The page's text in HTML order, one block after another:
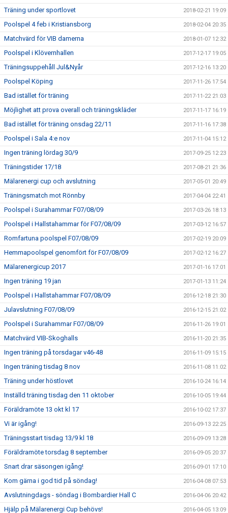
Träning under sportlovet 2018-02-21 19:09
Poolspel 4 feb i Kristiansborg 2018-02-04 20:35
Matchvärd för VIB damerna 2018-01-07 12:32
Poolspel i Klövernhallen 2017-12-17 19:05
Träningsuppehåll Jul&Nyår 2017-12-16 13:20
Poolspel Köping 2017-11-26 17:54
Bad istället för träning 2017-11-22 21:03
Möjlighet att prova overall och träningskläder 2017-11-17 16:19
Bad istället för träning onsdag 22/11 2017-11-16 17:38
Poolspel i Sala 4:e nov 2017-11-04 15:12
Ingen träning lördag 30/9 2017-09-25 12:23
Träningstider 17/18 2017-08-21 21:36
Mälarenergi cup och avslutning 2017-05-01 20:49
Träningsmatch mot Rönnby 2017-04-04 22:41
Poolspel i Surahammar F07/08/09 2017-03-26 18:13
Poolspel i Hallstahammar för F07/08/09 2017-03-12 16:57
Romfartuna poolspel F07/08/09 2017-02-19 20:09
Hemmapoolspel genomfört för F07/08/09 2017-02-12 16:27
Mälarenergicup 2017 2017-01-16 17:01
Ingen träning 19 jan 2017-01-13 11:24
Poolspel i Hallstahammar F07/08/09 2016-12-18 21:30
Julavslutning F07/08/09 2016-12-15 21:02
Poolspel i Surahammar F07/08/09 2016-11-26 19:01
Matchvärd VIB-Skoghalls 2016-11-20 21:35
Ingen träning på torsdagar v46-48 2016-11-09 15:15
Ingen träning tisdag 8 nov 2016-11-08 11:02
Träning under höstlovet 2016-10-24 16:14
Inställd träning tisdag den 11 oktober 2016-10-05 19:44
Föräldramöte 13 okt kl 17 2016-10-02 17:37
Vi är igång! 2016-09-13 22:25
Träningsstart tisdag 13/9 kl 18 2016-09-09 13:28
Föräldramöte torsdag 8 september 2016-09-05 20:37
Snart drar säsongen igång! 2016-09-01 17:10
Kom gärna i god tid på söndag! 2016-04-08 07:53
Avslutningdags - söndag i Bombardier Hall C 2016-04-06 20:42
Hjälp på Mälarenergi Cup behövs! 2016-04-05 13:09